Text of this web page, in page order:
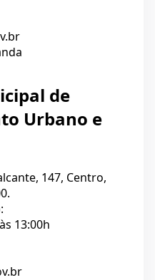
de
Urbano e
147, Centro,
13:00h